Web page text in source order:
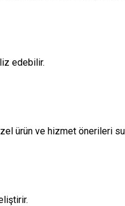
edebilir.
ürün ve hizmet önerileri